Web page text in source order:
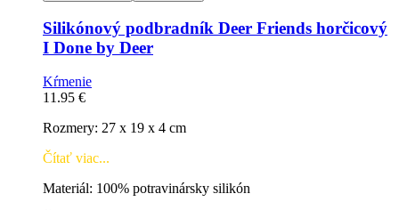
Silikónový podbradník Deer Friends horčicový
I Done by Deer
Kŕmenie
11.95 €
Rozmery: 27 x 19 x 4 cm
Čítať viac...
Materiál: 100% potravinársky silikón